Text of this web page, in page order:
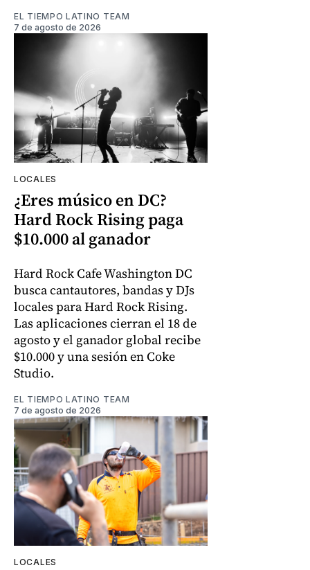
EL TIEMPO LATINO TEAM
7 de agosto de 2026
LOCALES
¿Eres músico en DC?
Hard Rock Rising paga
$10.000 al ganador
Hard Rock Cafe Washington DC
busca cantautores, bandas y DJs
locales para Hard Rock Rising.
Las aplicaciones cierran el 18 de
agosto y el ganador global recibe
$10.000 y una sesión en Coke
Studio.
EL TIEMPO LATINO TEAM
7 de agosto de 2026
LOCALES